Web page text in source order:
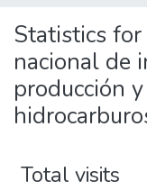
All of DSpace
Statistics
nacional de
producción
Total visits